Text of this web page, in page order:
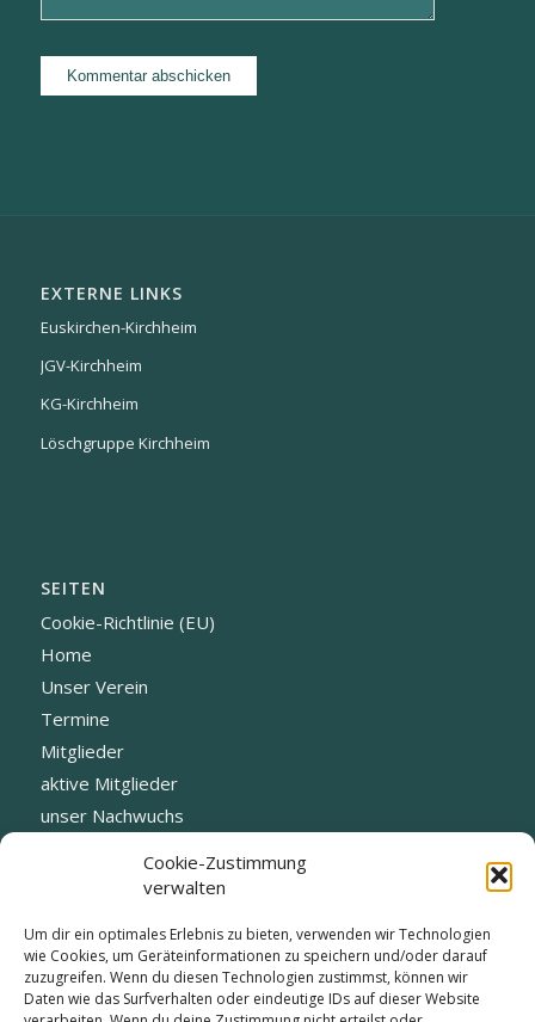
Cookie-Zustimmung
verwalten
Um dir ein optimales Erlebnis zu bieten, verwenden wir Technologien
wie Cookies, um Geräteinformationen zu speichern und/oder darauf
zuzugreifen. Wenn du diesen Technologien zustimmst, können wir
Daten wie das Surfverhalten oder eindeutige IDs auf dieser Website
EXTERNE LINKS
Euskirchen-Kirchheim
JGV-Kirchheim
KG-Kirchheim
Löschgruppe Kirchheim
SEITEN
Cookie-Richtlinie (EU)
Home
Unser Verein
Termine
Mitglieder
aktive Mitglieder
unser Nachwuchs
Datenschutz
Vorstand